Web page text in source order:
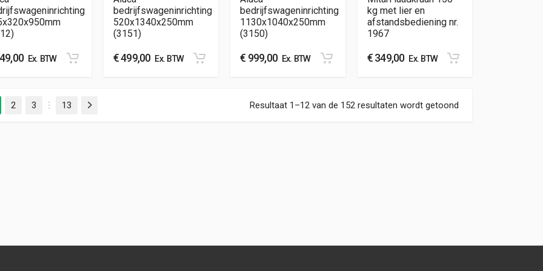
Ex. BTW
bedrijfswageninrichting
520x1340x250mm
(3151)
€499,00Ex. BTW
bedrijfswageninrichting
1130x1040x250mm
(3150)
€ 999,00Ex. BTW
kg met lier en
afstandsbediening nr.
1967
€349,00Ex. BTW
2 3
…
13 Volgende Resultaat 1–12 van de 152 resultaten wordt getoond